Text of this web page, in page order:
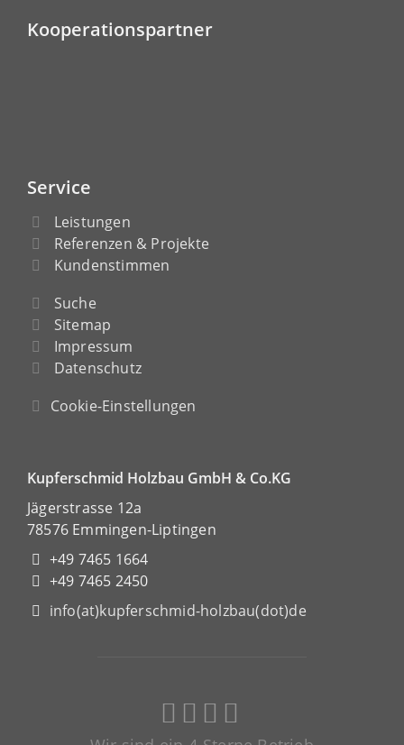
Kooperationspartner
Service
Leistungen
Referenzen & Projekte
Kundenstimmen
Suche
Sitemap
Impressum
Datenschutz
Cookie-Einstellungen
Kupferschmid Holzbau GmbH & Co.KG
Jägerstrasse 12a
78576 Emmingen-Liptingen
+49 7465 1664
+49 7465 2450
info(at)kupferschmid-holzbau(dot)de